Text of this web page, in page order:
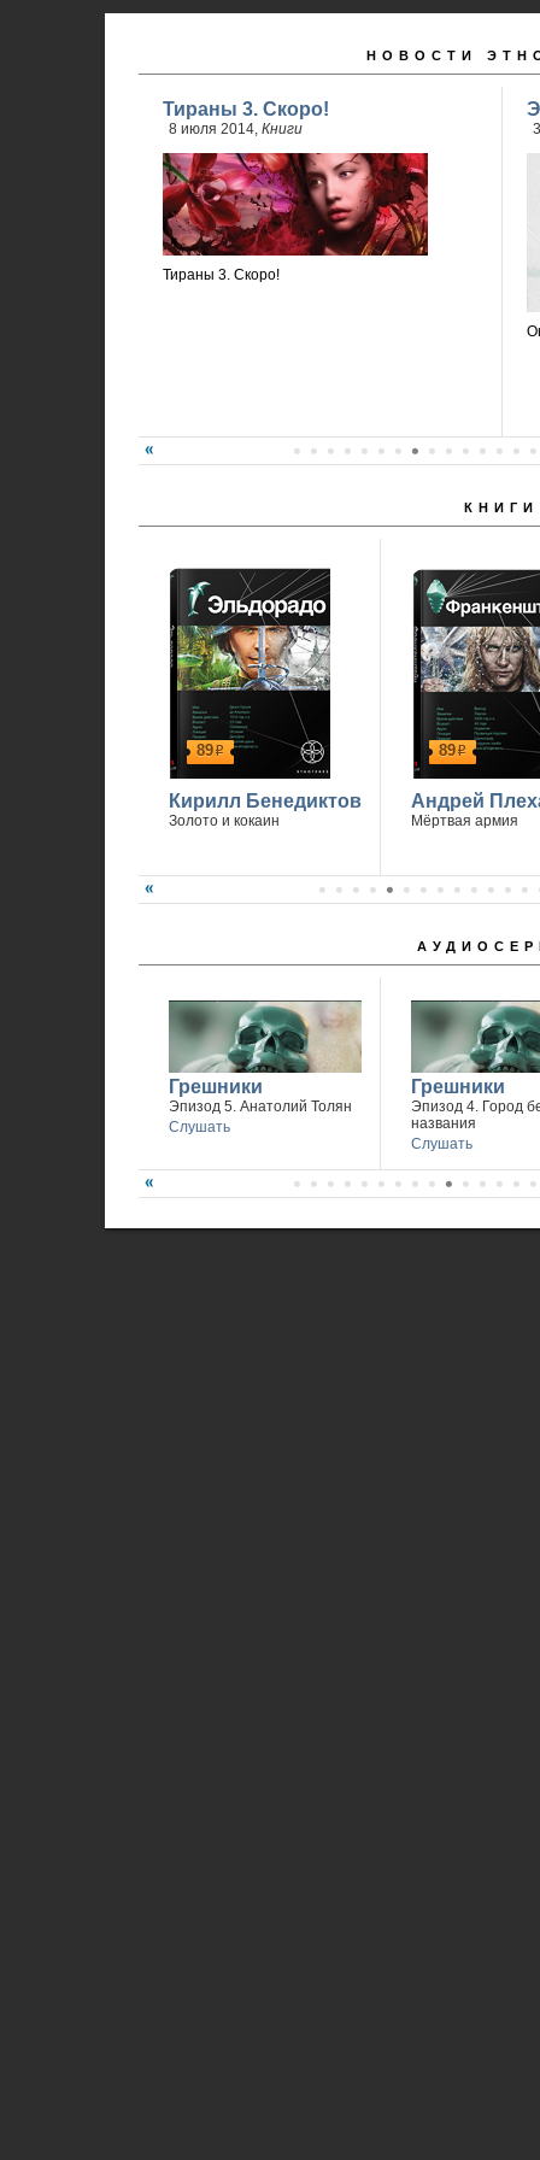
НОВОСТИ
Тираны 3. Скоро!
8 июля 2014, Книги
Тираны 3. Скоро!
КНИГИ
89р
Кирилл Бенедиктов
Золото и кокаин
89р
Андрей
Мёртвая армия
Грешники
Эпизод 5. Анатолий Толян
Слушать
Грешники
Эпизод 4. Город
названия
Слушать